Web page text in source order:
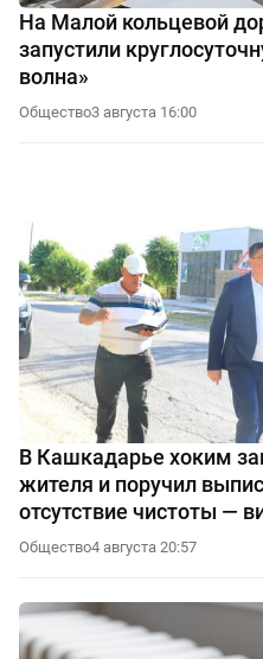
На Малой кольцевой
запустили
волна»
Общество3 августа 16:00
В Кашкадарье хоким
жителя и поручил
отсутствие чистоты —
Общество4 августа 20:57